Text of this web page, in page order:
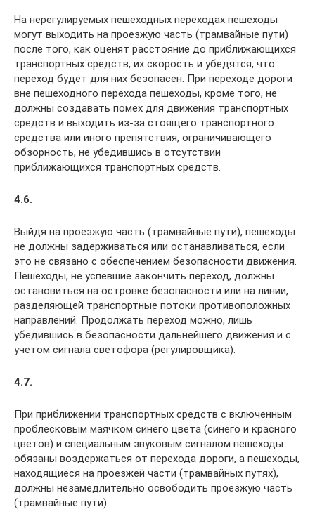
На нерегулируемых пешеходных переходах пешеходы
могут выходить на проезжую часть (трамвайные пути)
после того, как оценят расстояние до приближающихся
транспортных средств, их скорость и убедятся, что
переход будет для них безопасен. При переходе дороги
вне пешеходного перехода пешеходы, кроме того, не
должны создавать помех для движения транспортных
средств и выходить из-за стоящего транспортного
средства или иного препятствия, ограничивающего
обзорность, не убедившись в отсутствии
приближающихся транспортных средств.
4.6.
Выйдя на проезжую часть (трамвайные пути), пешеходы
не должны задерживаться или останавливаться, если
это не связано с обеспечением безопасности движения.
Пешеходы, не успевшие закончить переход, должны
остановиться на островке безопасности или на линии,
разделяющей транспортные потоки противоположных
направлений. Продолжать переход можно, лишь
убедившись в безопасности дальнейшего движения и с
учетом сигнала светофора (регулировщика).
4.7.
При приближении транспортных средств с включенным
проблесковым маячком синего цвета (синего и красного
цветов) и специальным звуковым сигналом пешеходы
обязаны воздержаться от перехода дороги, а пешеходы,
находящиеся на проезжей части (трамвайных путях),
должны незамедлительно освободить проезжую часть
(трамвайные пути).